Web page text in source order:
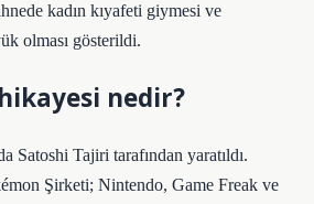
kadın kıyafeti giymesi ve
olması gösterildi.
nedir?
Satoshi Tajiri tarafından yaratıldı.
Şirketi; Nintendo, Game Freak ve